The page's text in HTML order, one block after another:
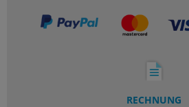
RECHNUNG